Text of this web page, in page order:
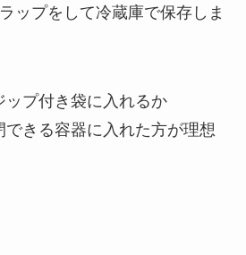
ップをして冷蔵庫で保存しま
ップ付き袋に入れるか
できる容器に入れた方が理想